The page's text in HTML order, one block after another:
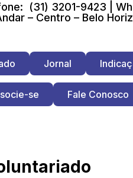
(31) 3201-9423 |
– Centro – Belo
Jornal
se Fale Conosco